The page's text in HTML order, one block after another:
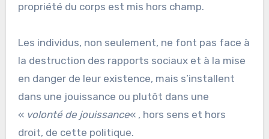
propriété du corps est mis hors champ.
Les individus, non seulement, ne font pas face à
la destruction des rapports sociaux et à la mise
en danger de leur existence, mais s’installent
dans une jouissance ou plutôt dans une
« volonté de jouissance« , hors sens et hors
droit, de cette politique.